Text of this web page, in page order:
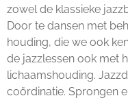
zowel de klassieke
Door te dansen met
houding, die we ook
de jazzlessen ook met
lichaamshouding.
coördinatie. Sprongen